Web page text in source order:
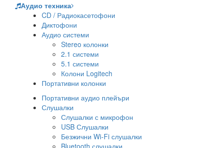
Аудио техника
CD / Радиокасетофони
Диктофони
Аудио системи
Stereo колонки
2.1 системи
5.1 системи
Колони Logitech
Портативни колонки
Портативни аудио плейъри
Слушалки
Слушалки с микрофон
USB Слушалки
Безжични Wi-Fi слушалки
Bluetooth слушалки